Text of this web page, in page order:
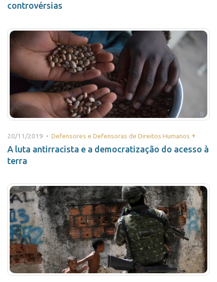
controvérsias
20/11/2019 • Defensores e Defensoras de Direitos Humanos +
A luta antirracista e a democratização do acesso à
terra